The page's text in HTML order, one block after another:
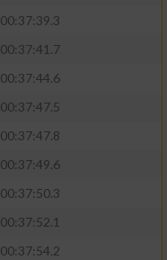
00:37:39.3
00:37:41.7
00:37:44.6
00:37:47.5
00:37:47.8
00:37:49.6
00:37:50.3
00:37:52.1
00:37:54.2